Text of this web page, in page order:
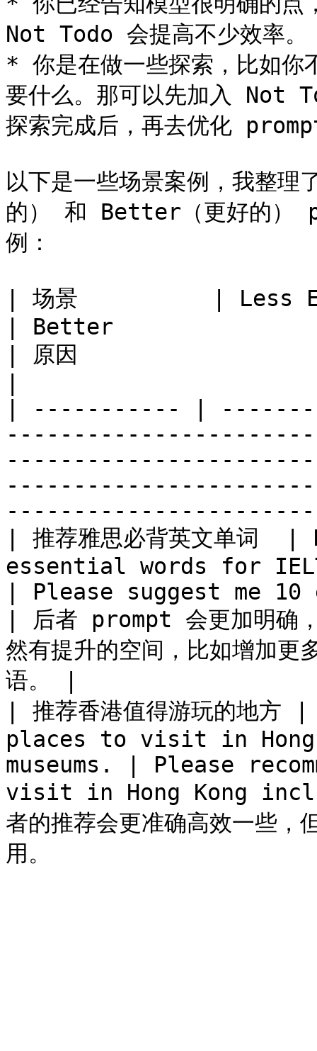
Not Todo 会提高不少效率。
* 你是在做一些探索，比如你
要什么。那可以先加入 Not
探索完成后，再去优化
以下是一些场景案例，我整
的） 和 Better（更好的）
例：
| 场景          | Less
| Better
| 原因
| ----------- |
| 推荐雅思必背英文单词
essential words for
| Please suggest me
| 后者 prompt 会更加明确
然有提升的空间，比如增加
语。 |
| 推荐香港值得游玩的地方
places to visit in Hong
museums. | Please
visit in Hong Kong
者的推荐会更准确高效一些，